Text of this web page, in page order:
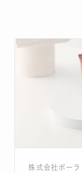
株式会社ポー